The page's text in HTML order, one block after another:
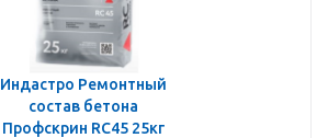
Индастро Ремонтный
состав бетона
Профскрин RC45 25кг